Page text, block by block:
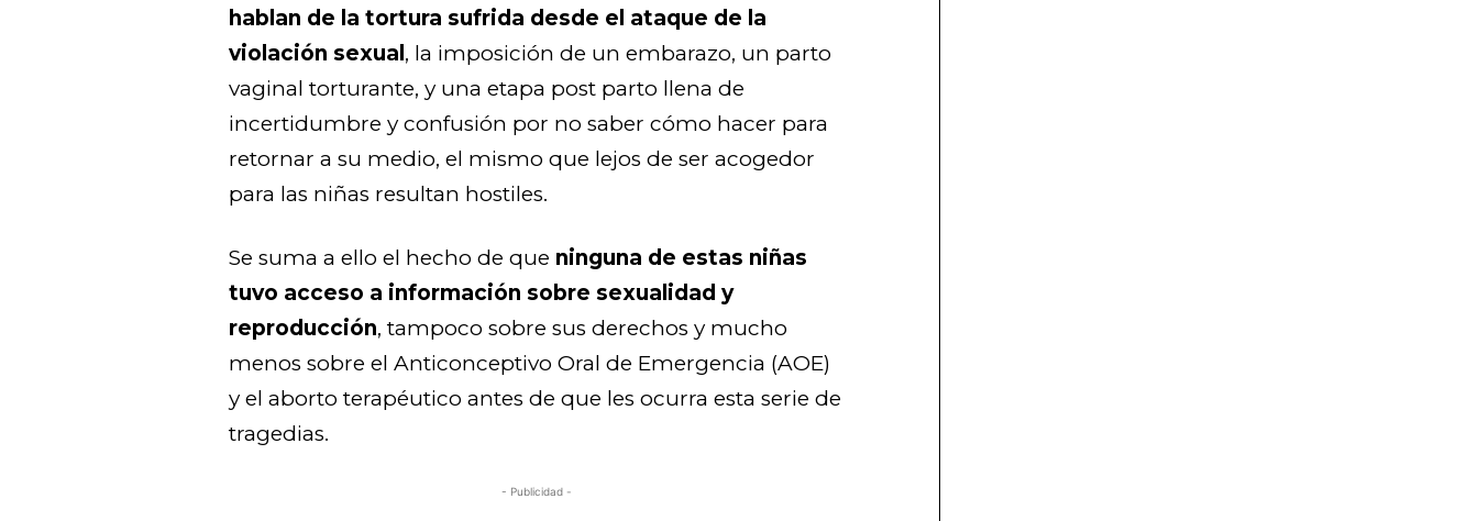
hablan de la tortura sufrida desde el ataque de la
violación sexual, la imposición de un embarazo, un parto
vaginal torturante, y una etapa post parto llena de
incertidumbre y confusión por no saber cómo hacer para
retornar a su medio, el mismo que lejos de ser acogedor
para las niñas resultan hostiles.
Se suma a ello el hecho de que ninguna de estas niñas
tuvo acceso a información sobre sexualidad y
reproducción, tampoco sobre sus derechos y mucho
menos sobre el Anticonceptivo Oral de Emergencia (AOE)
y el aborto terapéutico antes de que les ocurra esta serie de
tragedias.
- Publicidad -